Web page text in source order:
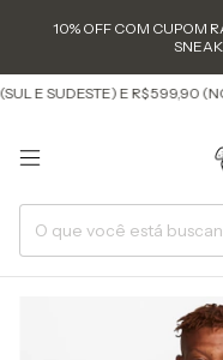
10% OFF COM CUPOM
E SUDESTE) E R$ 599,90